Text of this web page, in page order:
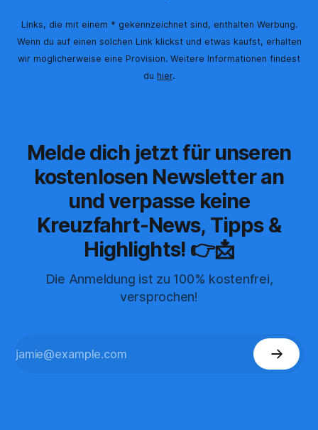
Links, die mit einem * gekennzeichnet sind, enthalten Werbung.
Wenn du auf einen solchen Link klickst und etwas kaufst, erhalten
wir möglicherweise eine Provision. Weitere Informationen findest
du hier.
Melde dich jetzt für unseren
kostenlosen Newsletter an
und verpasse keine
Kreuzfahrt-News, Tipps &
Highlights! 👉📩
Die Anmeldung ist zu 100% kostenfrei,
versprochen!